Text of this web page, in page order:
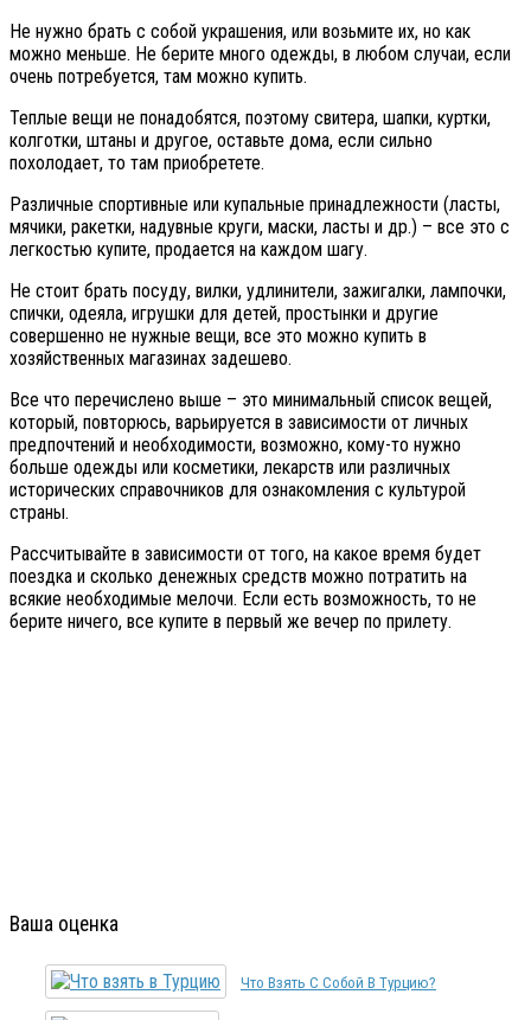
Не нужно брать с собой украшения, или возьмите их, но как
можно меньше. Не берите много одежды, в любом случаи, если
очень потребуется, там можно купить.
Теплые вещи не понадобятся, поэтому свитера, шапки, куртки,
колготки, штаны и другое, оставьте дома, если сильно
похолодает, то там приобретете.
Различные спортивные или купальные принадлежности (ласты,
мячики, ракетки, надувные круги, маски, ласты и др.) – все это с
легкостью купите, продается на каждом шагу.
Не стоит брать посуду, вилки, удлинители, зажигалки, лампочки,
спички, одеяла, игрушки для детей, простынки и другие
совершенно не нужные вещи, все это можно купить в
хозяйственных магазинах задешево.
Все что перечислено выше – это минимальный список вещей,
который, повторюсь, варьируется в зависимости от личных
предпочтений и необходимости, возможно, кому-то нужно
больше одежды или косметики, лекарств или различных
исторических справочников для ознакомления с культурой
страны.
Рассчитывайте в зависимости от того, на какое время будет
поездка и сколько денежных средств можно потратить на
всякие необходимые мелочи. Если есть возможность, то не
берите ничего, все купите в первый же вечер по прилету.
Ваша оценка
Что Взять С Собой В Турцию?